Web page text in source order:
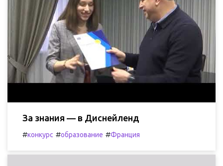
За знания — в Диснейленд
#конкурс #образование #Франция